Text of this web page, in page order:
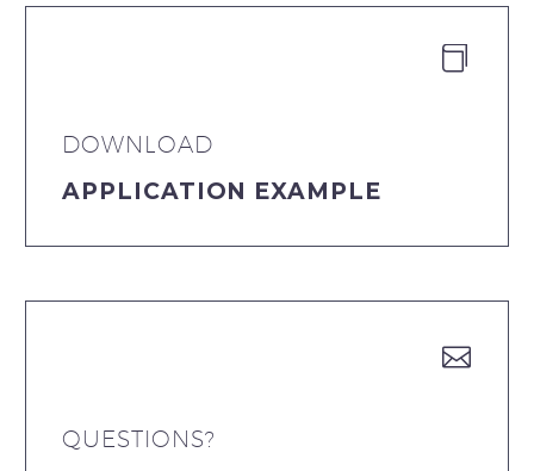


DOWNLOAD
APPLICATION EXAMPLE


QUESTIONS?